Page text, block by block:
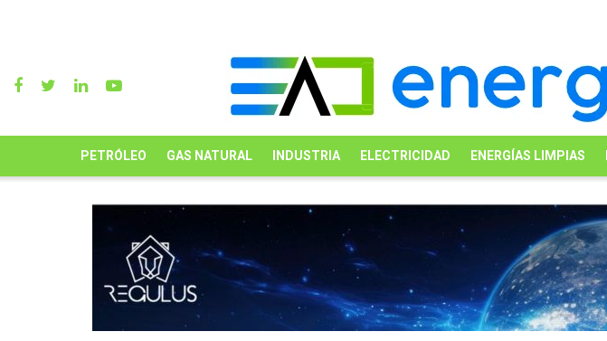
PETRÓLEO GAS NATURAL INDUSTRIA ELECTRICIDAD ENERGÍAS LIMPIAS